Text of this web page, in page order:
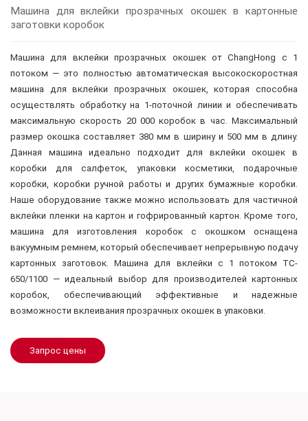
Машина для вклейки прозрачных окошек в картонные
заготовки коробок
Машина для вклейки прозрачных окошек от ChangHong с 1
потоком — это полностью автоматическая высокоскоростная
машина для вклейки прозрачных окошек, которая способна
осуществлять обработку на 1-поточной линии и обеспечивать
максимальную скорость 20 000 коробок в час. Максимальный
размер окошка составляет 380 мм в ширину и 500 мм в длину.
Данная машина идеально подходит для вклейки окошек в
коробки для салфеток, упаковки косметики, подарочные
коробки, коробки ручной работы и других бумажные коробки.
Наше оборудование также можно использовать для частичной
вклейки пленки на картон и гофрированный картон. Кроме того,
машина для изготовления коробок с окошком оснащена
вакуумным ремнем, который обеспечивает непрерывную подачу
картонных заготовок. Машина для вклейки с 1 потоком TC-
650/1100 — идеальный выбор для производителей картонных
коробок, обеспечивающий эффективные и надежные
возможности вклеивания прозрачных окошек в упаковки.
Запрос цены